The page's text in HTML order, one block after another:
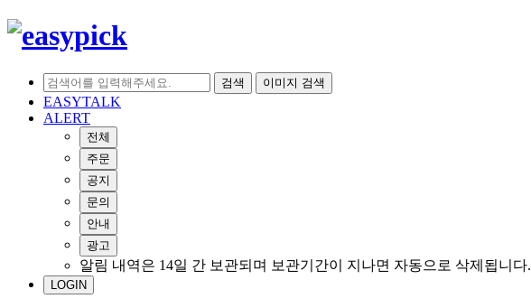
검색 이미지 검색
EASYTALK
ALERT
전체
주문
공지
문의
안내
광고
알림 내역은 14일 간 보관되며 보관기간이 지나면 자동으로 삭제됩니다.
LOGIN